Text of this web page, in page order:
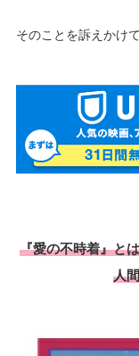
そのことを訴えかけ
『愛の不時着』と
人